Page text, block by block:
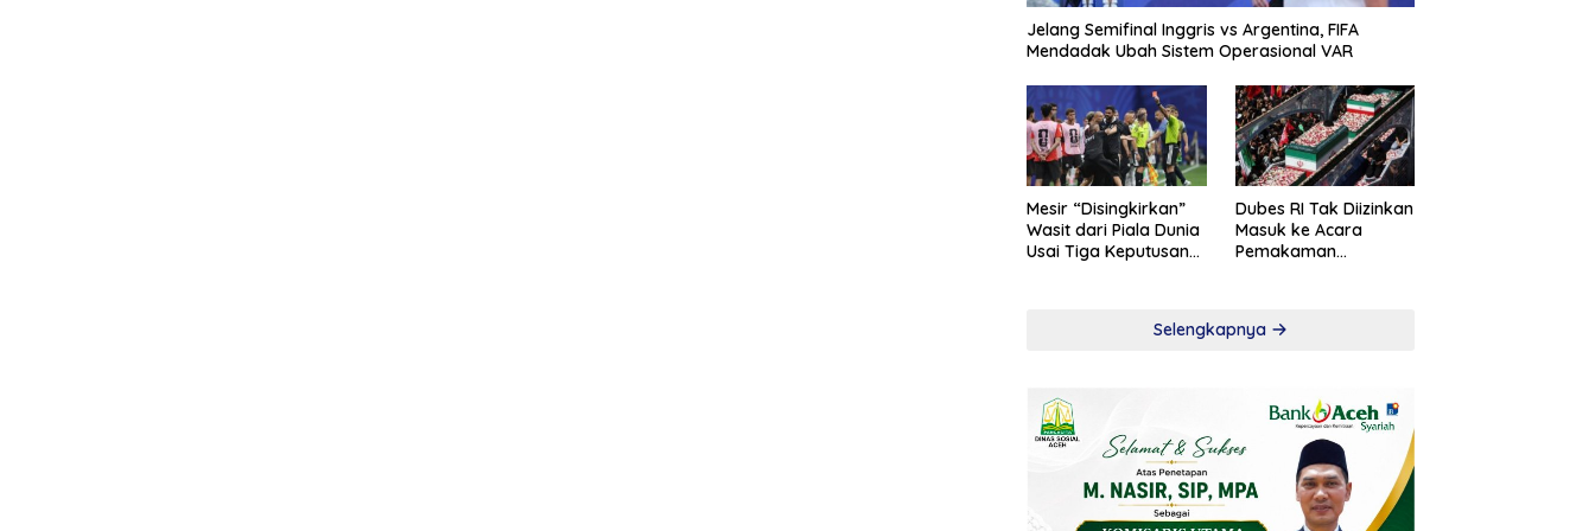
Jelang Semifinal Inggris vs Argentina, FIFA
Mendadak Ubah Sistem Operasional VAR
Mesir “Disingkirkan”
Wasit dari Piala Dunia
Usai Tiga Keputusan
Dubes RI Tak Diizinkan
Masuk ke Acara
Pemakaman
Selengkapnya